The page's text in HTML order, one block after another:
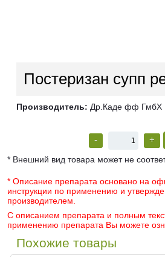
Постеризан супп
Производитель: Др.Каде фф ГмбХ
- +
* Внешний вид товара может не
* Описание препарата основано на
инструкции по применению и
производителем.
С описанием препарата и полным
применению препарата Вы можете
Похожие товары